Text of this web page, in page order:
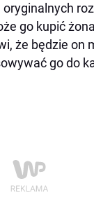
go kupić
że będzie on
go do